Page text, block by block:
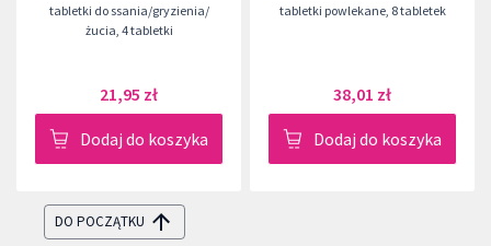
tabletki do ssania/gryzienia/
żucia, 4 tabletki
21,95 zł
Dodaj do koszyka
tabletki powlekane, 8 tabletek
38,01 zł
Dodaj do koszyka
DO POCZĄTKU